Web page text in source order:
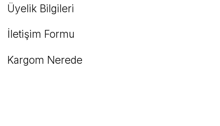
Üyelik Bilgileri
İletişim Formu
Kargom Nerede